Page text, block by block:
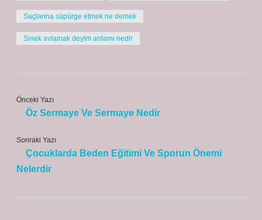
Saçlarına süpürge etmek ne demek
Sinek avlamak deyim anlamı nedir
Önceki Yazı
Öz Sermaye Ve Sermaye Nedir
Sonraki Yazı
Çocuklarda Beden Eğitimi Ve Sporun Önemi
Nelerdir